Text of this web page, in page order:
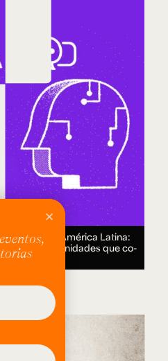
en América Latina:
y comunidades que co-